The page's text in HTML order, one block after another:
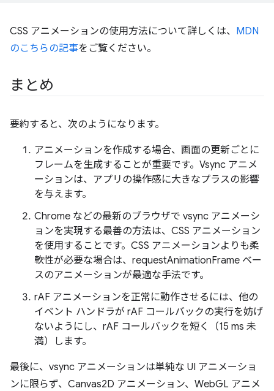
CSS アニメーションの使用方法について詳しくは、 MDN
のこちらの記事をご覧ください。
まとめ
要約すると、次のようになります。
アニメーションを作成する場合、画面の更新ごとに
フレームを生成することが重要です。Vsync アニメ
ーションは、アプリの操作感に大きなプラスの影響
を与えます。
Chrome などの最新のブラウザで vsync アニメーシ
ョンを実現する最善の方法は、CSS アニメーション
を使用することです。CSS アニメーションよりも柔
軟性が必要な場合は、requestAnimationFrame ベー
スのアニメーションが最適な手法です。
rAF アニメーションを正常に動作させるには、他の
イベント ハンドラが rAF コールバックの実行を妨げ
ないようにし、rAF コールバックを短く（15 ms 未
満）します。
最後に、vsync アニメーションは単純な UI アニメーショ
ンに限らず、Canvas2D アニメーション、WebGL アニメ